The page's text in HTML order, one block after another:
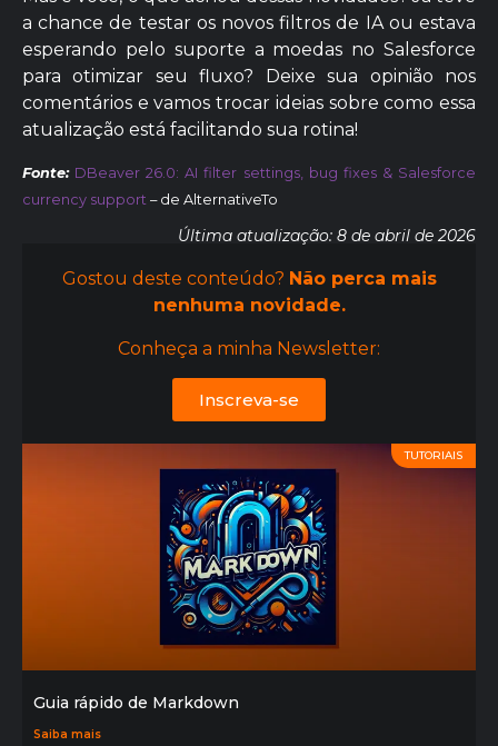
a chance de testar os novos filtros de IA ou estava
esperando pelo suporte a moedas no Salesforce
para otimizar seu fluxo? Deixe sua opinião nos
comentários e vamos trocar ideias sobre como essa
atualização está facilitando sua rotina!
Fonte: DBeaver 26.0: AI filter settings, bug fixes & Salesforce
currency support – de AlternativeTo
Última atualização: 8 de abril de 2026
Gostou deste conteúdo? Não perca mais
nenhuma novidade.
Conheça a minha Newsletter:
Inscreva-se
TUTORIAIS
Guia rápido de Markdown
Saiba mais